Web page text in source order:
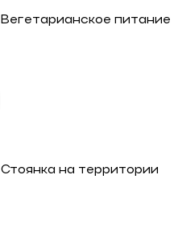
Вегетарианское питание
Стоянка на территории